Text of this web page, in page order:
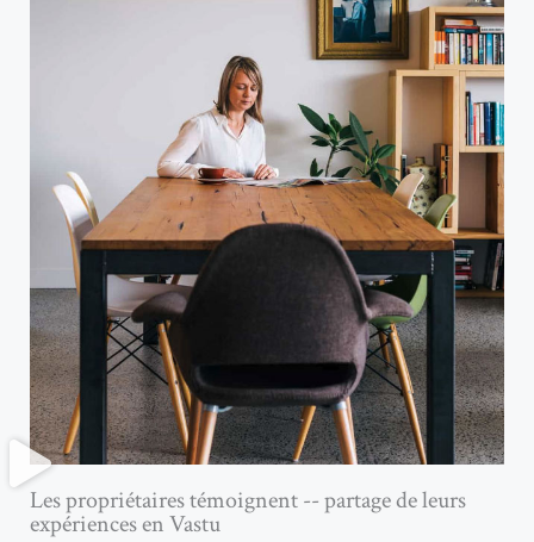
Les propriétaires témoignent -- partage de leurs
expériences en Vastu